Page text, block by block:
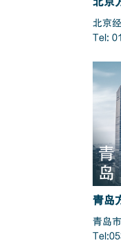
北京
Tel:
青
岛
青岛
青岛